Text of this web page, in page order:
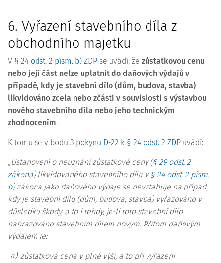
6. Vyřazení stavebního díla z
obchodního majetku
V § 24 odst. 2 písm. b) ZDP se uvádí, že zůstatkovou cenu
nebo její část nelze uplatnit do daňových výdajů v
případě, kdy je stavební dílo (dům, budova, stavba)
likvidováno zcela nebo zčásti v souvislosti s výstavbou
nového stavebního díla nebo jeho technickým
zhodnocením.
K tomu se v bodu 3 pokynu D-22 k § 24 odst. 2 ZDP uvádí:
„Ustanovení o neuznání zůstatkové ceny (§ 29 odst. 2
zákona) likvidovaného stavebního díla v § 24 odst. 2 písm.
b)zákona jako daňového výdaje se nevztahuje na případ,
kdy je stavební dílo (dům, budova, stavba) vyřazováno v
důsledku škody, a to i tehdy, je-li toto stavební dílo
nahrazováno stavebním dílem novým. Přitom daňovým
výdajem je:
a) zůstatková cena v plné výši, a to při vyřazeni